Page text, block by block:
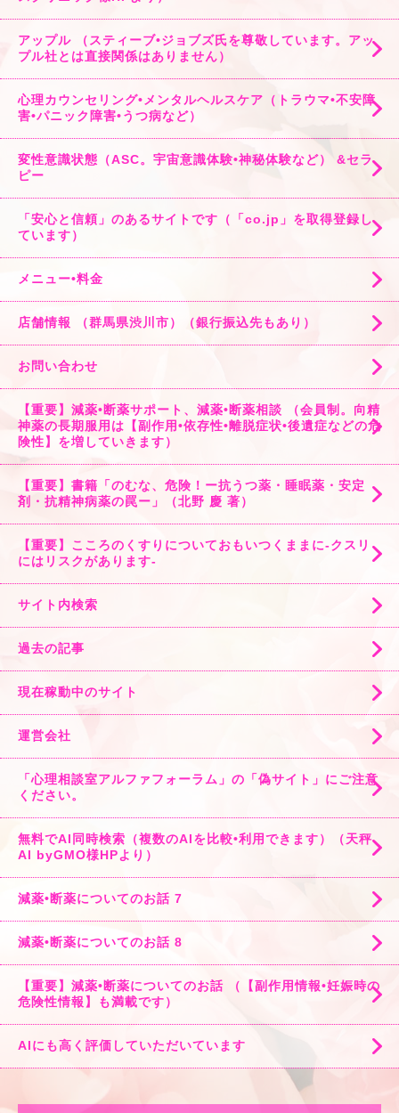
アップル （スティーブ•ジョブズ氏を尊敬しています。アッ
プル社とは直接関係はありません）
心理カウンセリング•メンタルヘルスケア（トラウマ•不安障
害•パニック障害•うつ病など）
変性意識状態（ASC。宇宙意識体験•神秘体験など） &セラ
ピー
「安心と信頼」のあるサイトです（「co.jp」を取得登録し
ています）
メニュー•料金
店舗情報 （群馬県渋川市）（銀行振込先もあり）
お問い合わせ
【重要】減薬•断薬サポート、減薬•断薬相談 （会員制。向精
神薬の長期服用は【副作用•依存性•離脱症状•後遺症などの危
険性】を増していきます）
【重要】書籍「のむな、危険！ー抗うつ薬・睡眠薬・安定
剤・抗精神病薬の罠ー」（北野 慶 著）
【重要】こころのくすりについておもいつくままに-クスリ
にはリスクがあります-
サイト内検索
過去の記事
現在稼動中のサイト
運営会社
「心理相談室アルファフォーラム」の「偽サイト」にご注意
ください。
無料でAI同時検索（複数のAIを比較•利用できます）（天秤
AI byGMO様HPより）
減薬•断薬についてのお話 7
減薬•断薬についてのお話 8
【重要】減薬•断薬についてのお話 （【副作用情報•妊娠時の
危険性情報】も満載です）
AIにも高く評価していただいています